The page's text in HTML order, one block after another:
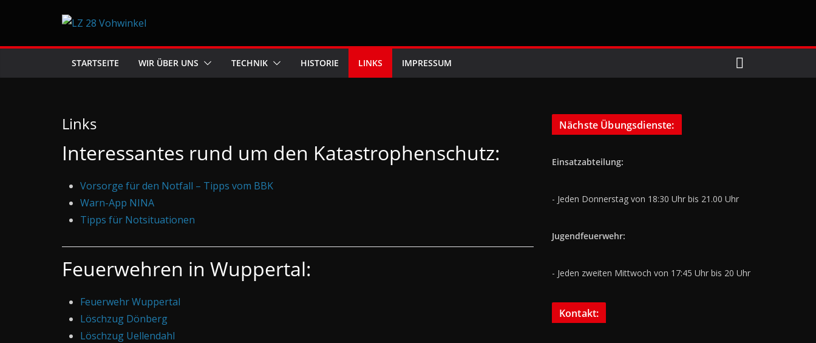
STARTSEITE WIR ÜBER UNS TECHNIK HISTORIE LINKS IMPRESSUM
Links
Interessantes rund um den Katastrophenschutz:
Vorsorge für den Notfall – Tipps vom BBK
Warn-App NINA
Tipps für Notsituationen
Feuerwehren in Wuppertal:
Feuerwehr Wuppertal
Löschzug Dönberg
Löschzug Uellendahl
Nächste Übungsdienste:
Einsatzabteilung:
- Jeden Donnerstag von 18:30 Uhr bis 21.00 Uhr
Jugendfeuerwehr:
- Jeden zweiten Mittwoch von 17:45 Uhr bis 20 Uhr
Kontakt: